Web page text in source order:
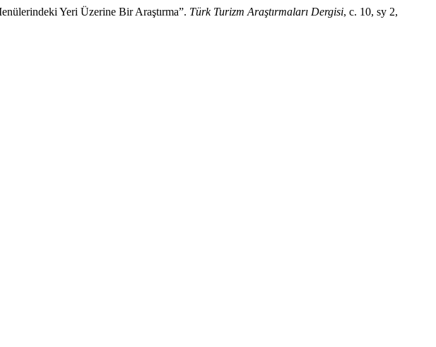
Yeri Üzerine Bir Araştırma”. Türk Turizm Araştırmaları Dergisi, c. 10, sy 2,